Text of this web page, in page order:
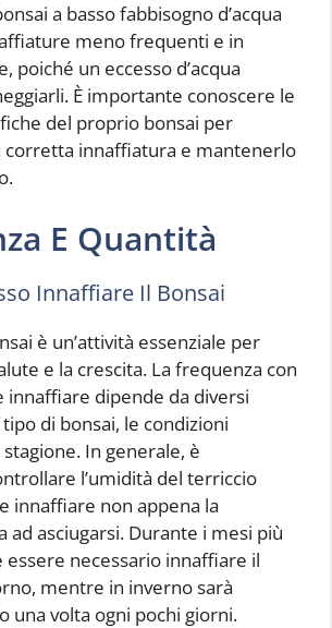
a basso fabbisogno d’acqua
meno frequenti e in
poiché un eccesso d’acqua
È importante conoscere le
del proprio bonsai per
corretta innaffiatura e mantenerlo
E Quantità
Innaffiare Il Bonsai
è un’attività essenziale per
e la crescita. La frequenza con
innaffiare dipende da diversi
di bonsai, le condizioni
In generale, è
l’umidità del terriccio
innaffiare non appena la
ad asciugarsi. Durante i mesi più
essere necessario innaffiare il
mentre in inverno sarà
una volta ogni pochi giorni.